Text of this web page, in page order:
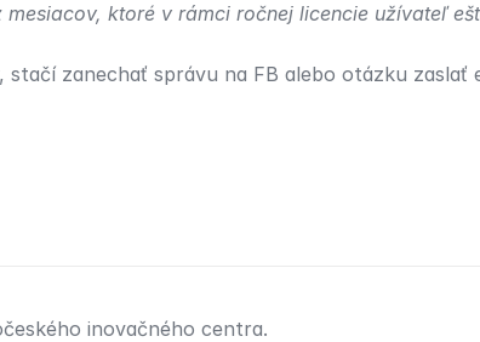
ktoré v rámci ročnej licencie užívateľ
zanechať správu na FB alebo otázku zaslať
inovačného centra.